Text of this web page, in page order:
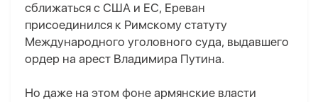
сближаться с США и ЕС, Ереван
присоединился к Римскому статуту
Международного уголовного суда, выдавшего
ордер на арест Владимира Путина.
Но даже на этом фоне армянские власти